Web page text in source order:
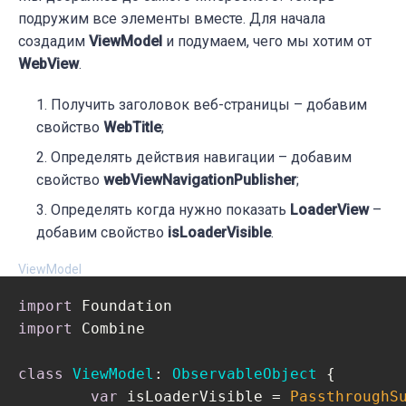
			}
			.frame(height:
Divider()
		}
    }
struct WebNavigationView_Previews:
static var previews: some View
WebNavigationView()
    }
подружим все элементы вместе. Для начала
создадим ViewModel и подумаем, чего мы хотим от
WebView.
Получить заголовок веб-страницы – добавим
свойство WebTitle;
Определять действия навигации – добавим
свойство webViewNavigationPublisher;
Определять когда нужно показать LoaderView–
добавим свойство isLoaderVisible.
ViewModel
import
import
Combine
class ViewModel : ObservableObject
{
var isLoaderVisible =